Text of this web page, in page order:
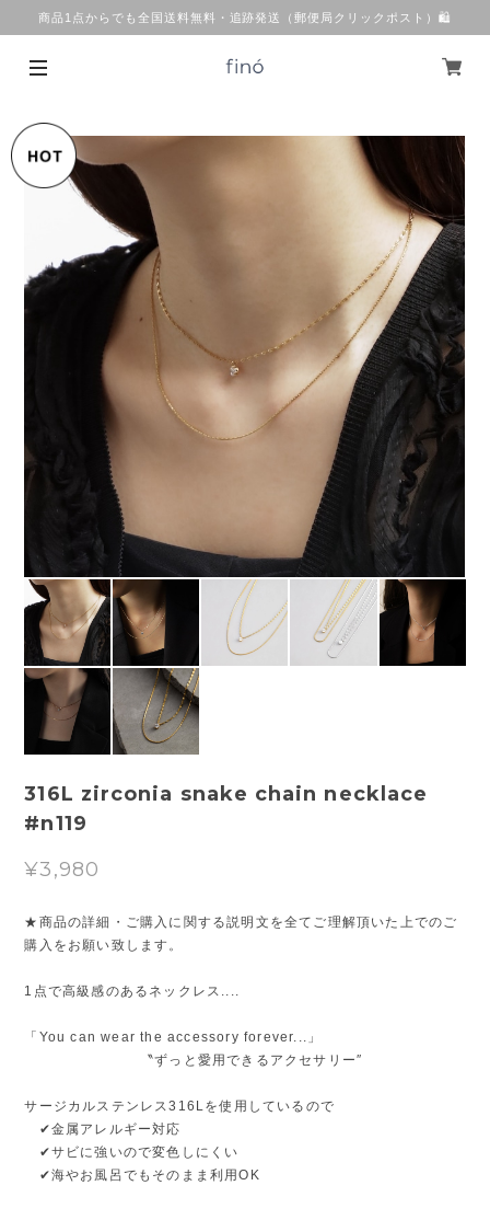
商品1点からでも全国送料無料・追跡発送（郵便局クリックポスト）🛍
316L zirconia snake chain necklace
#n119
¥3,980
★商品の詳細・ご購入に関する説明文を全てご理解頂いた上でのご
購入をお願い致します。
1点で高級感のあるネックレス....
「You can wear the accessory forever...」
〝ずっと愛用できるアクセサリー″
サージカルステンレス316Lを使用しているので
✔金属アレルギー対応
✔サビに強いので変色しにくい
✔海やお風呂でもそのまま利用OK